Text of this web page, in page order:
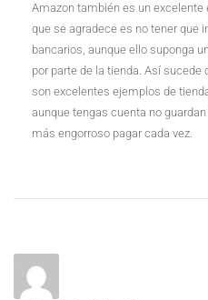
Amazon también es un
que se agradece es no tener que
bancarios, aunque ello suponga
por parte de la tienda. Así
son excelentes ejemplos de
aunque tengas cuenta no
más engorroso pagar cada vez.